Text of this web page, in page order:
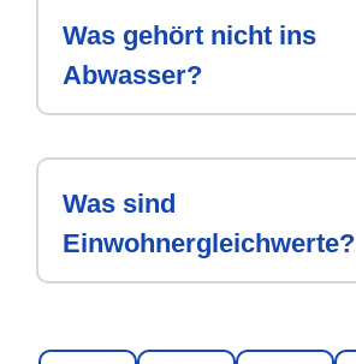
Was gehört nicht ins
Abwasser?
Was sind
Einwohnergleichwerte?